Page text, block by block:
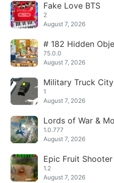
Fake Love BTS
2
August 7, 2026
# 182 Hidden
hantom Thief
75.0.0
August 7, 2026
Military Truck
1
August 7, 2026
Lords of War &
1.0.777
August 7, 2026
Epic Fruit Shooter
1.2
August 7, 2026